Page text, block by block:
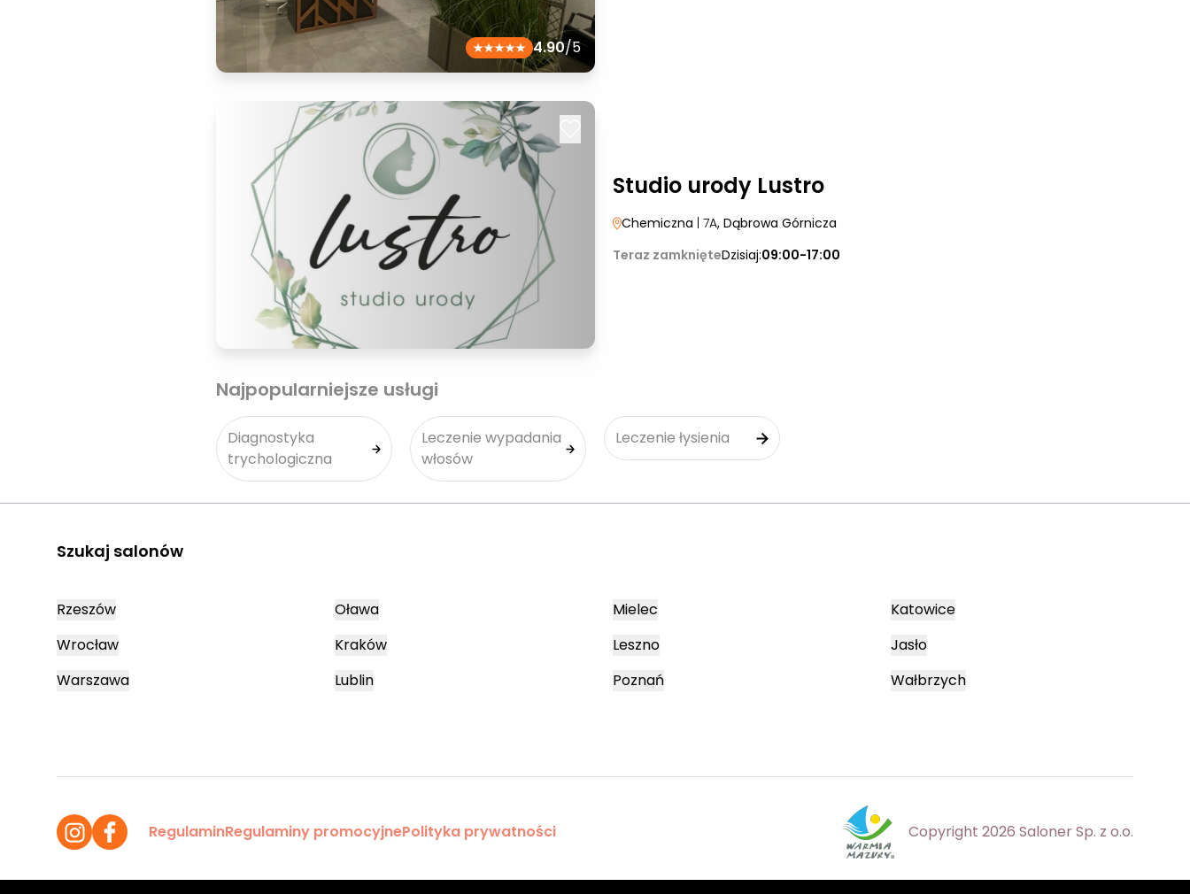
4.90/5
Studio urody Lustro
Chemiczna | 7A, Dąbrowa Górnicza
Teraz zamknięteDzisiaj:09:00-17:00
Najpopularniejsze usługi
Diagnostyka
trychologiczna
Leczenie wypadania
włosów
Leczenie łysienia
Szukaj salonów
Rzeszów
Wrocław
Warszawa
Oława
Kraków
Lublin
Mielec
Leszno
Poznań
Katowice
Jasło
Wałbrzych
RegulaminRegulaminy promocyjnePolityka prywatności Copyright 2026 Saloner Sp. z o.o.